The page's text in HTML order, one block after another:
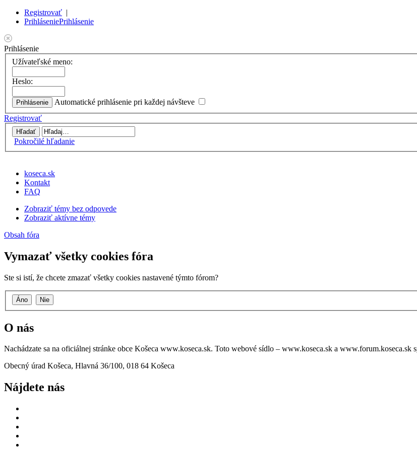
Registrovať |
PrihláseniePrihlásenie
Prihlásenie
Užívateľské meno:
Heslo:
Automatické prihlásenie pri každej návšteve
Registrovať
Pokročilé hľadanie
koseca.sk
Kontakt
FAQ
Zobraziť témy bez odpovede
Zobraziť aktívne témy
Obsah fóra
Vymazať všetky cookies fóra
Ste si istí, že chcete zmazať všetky cookies nastavené týmto fórom?
O nás
Nachádzate sa na oficiálnej stránke obce Košeca www.koseca.sk. Toto webové sídlo – www.koseca.sk a www.forum.koseca.sk
Obecný úrad Košeca, Hlavná 36/100, 018 64 Košeca
Nájdete nás